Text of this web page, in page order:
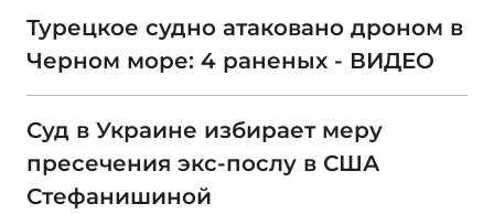
Турецкое судно атаковано дроном в
Черном море: 4 раненых - ВИДЕО
Суд в Украине избирает меру
пресечения экс-послу в США
Стефанишиной